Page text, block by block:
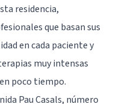
residencia,
que basan sus
en cada paciente y
muy intensas
poco tiempo.
Pau Casals, número